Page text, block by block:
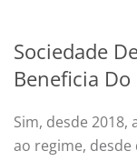
Sociedade
Beneficia
Sim, desde 2018,
ao regime,